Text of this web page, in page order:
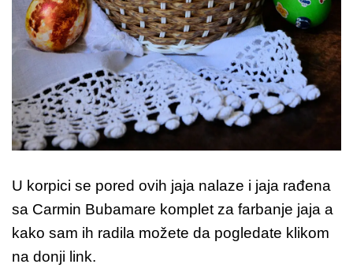
U korpici se pored ovih jaja nalaze i jaja rađena
sa Carmin Bubamare komplet za farbanje jaja a
kako sam ih radila možete da pogledate klikom
na donji link.